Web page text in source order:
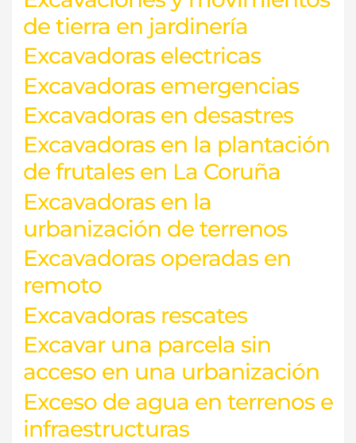
de tierra en jardinería
Excavadoras electricas
Excavadoras emergencias
Excavadoras en desastres
Excavadoras en la plantación
de frutales en La Coruña
Excavadoras en la
urbanización de terrenos
Excavadoras operadas en
remoto
Excavadoras rescates
Excavar una parcela sin
acceso en una urbanización
Exceso de agua en terrenos e
infraestructuras